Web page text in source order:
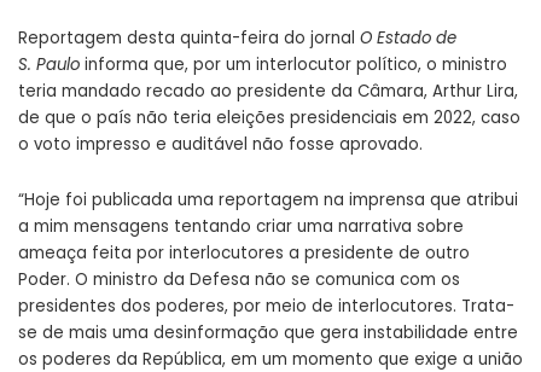
Reportagem desta quinta-feira do jornal O Estado de
S. Paulo informa que, por um interlocutor político, o ministro
teria mandado recado ao presidente da Câmara, Arthur Lira,
de que o país não teria eleições presidenciais em 2022, caso
o voto impresso e auditável não fosse aprovado.
“Hoje foi publicada uma reportagem na imprensa que atribui
a mim mensagens tentando criar uma narrativa sobre
ameaça feita por interlocutores a presidente de outro
Poder. O ministro da Defesa não se comunica com os
presidentes dos poderes, por meio de interlocutores. Trata-
se de mais uma desinformação que gera instabilidade entre
os poderes da República, em um momento que exige a união